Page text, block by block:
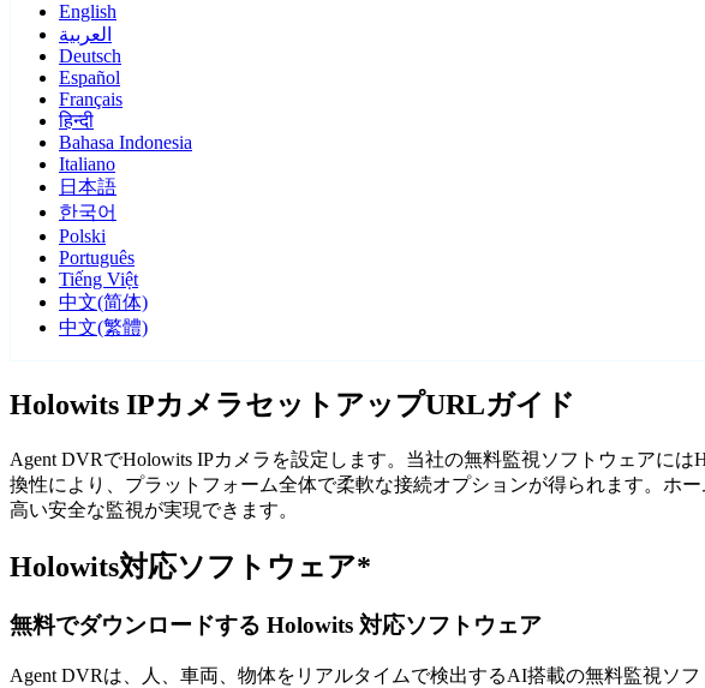
English
العربية
Deutsch
Español
Français
हिन्दी
Bahasa Indonesia
Italiano
日本語
한국어
Polski
Português
Tiếng Việt
中文(简体)
中文(繁體)
Holowits IPカメラセットアップURLガイド
Agent DVRでHolowits IPカメラを設定します。当社の無料監視ソフトウェアに
換性により、プラットフォーム全体で柔軟な接続オプションが得られます。ホ
高い安全な監視が実現できます。
Holowits対応ソフトウェア*
無料でダウンロードする Holowits 対応ソフトウェア
Agent DVRは、人、車両、物体をリアルタイムで検出するAI搭載の無料監視ソ